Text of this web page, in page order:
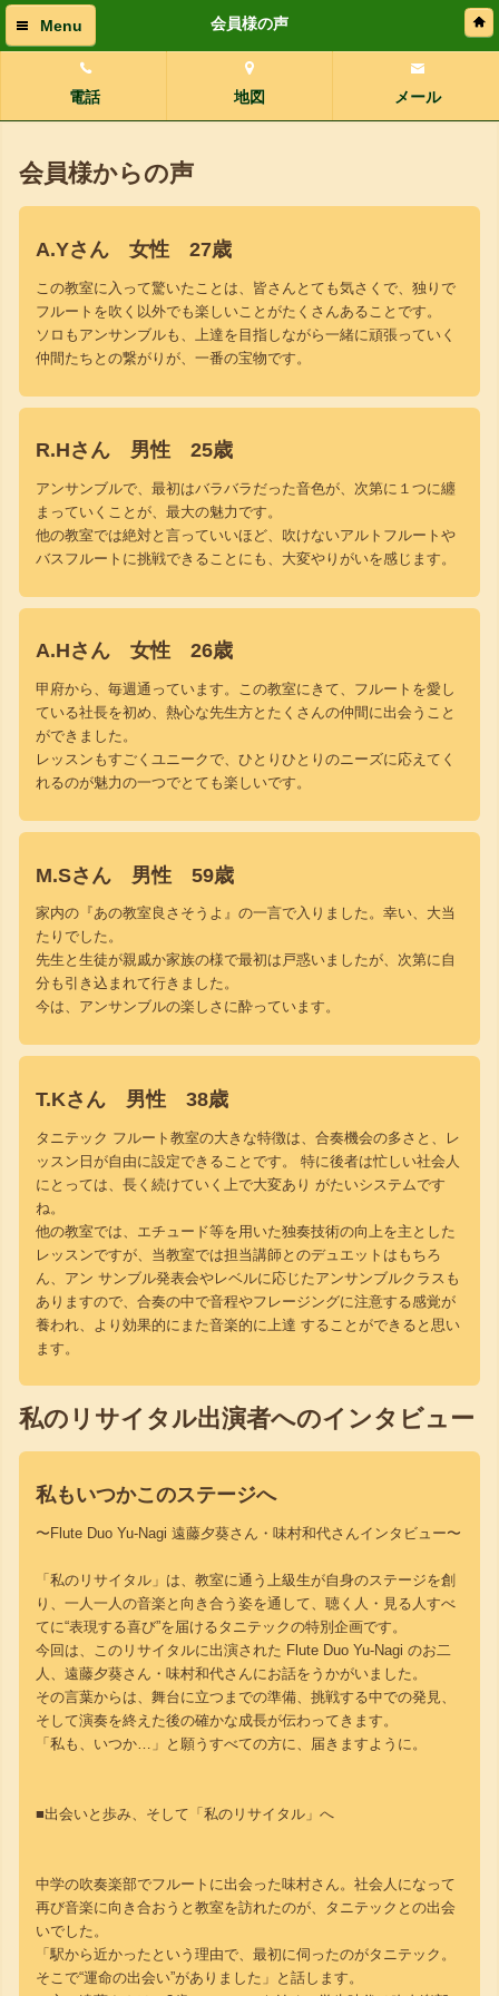
Menu 会員様の声
電話 地図 メール
会員様からの声
A.Yさん 女性 27歳
この教室に入って驚いたことは、皆さんとても気さくで、独りで
フルートを吹く以外でも楽しいことがたくさんあることです。
ソロもアンサンブルも、上達を目指しながら一緒に頑張っていく
仲間たちとの繋がりが、一番の宝物です。
R.Hさん 男性 25歳
アンサンブルで、最初はバラバラだった音色が、次第に１つに纏
まっていくことが、最大の魅力です。
他の教室では絶対と言っていいほど、吹けないアルトフルートや
バスフルートに挑戦できることにも、大変やりがいを感じます。
A.Hさん 女性 26歳
甲府から、毎週通っています。この教室にきて、フルートを愛し
ている社長を初め、熱心な先生方とたくさんの仲間に出会うこと
ができました。
レッスンもすごくユニークで、ひとりひとりのニーズに応えてく
れるのが魅力の一つでとても楽しいです。
M.Sさん 男性 59歳
家内の『あの教室良さそうよ』の一言で入りました。幸い、大当
たりでした。
先生と生徒が親戚か家族の様で最初は戸惑いましたが、次第に自
分も引き込まれて行きました。
今は、アンサンブルの楽しさに酔っています。
T.Kさん 男性 38歳
タニテック フルート教室の大きな特徴は、合奏機会の多さと、レ
ッスン日が自由に設定できることです。 特に後者は忙しい社会人
にとっては、長く続けていく上で大変あり がたいシステムです
ね。
他の教室では、エチュード等を用いた独奏技術の向上を主とした
レッスンですが、当教室では担当講師とのデュエットはもちろ
ん、アン サンブル発表会やレベルに応じたアンサンブルクラスも
ありますので、合奏の中で音程やフレージングに注意する感覚が
養われ、より効果的にまた音楽的に上達 することができると思い
ます。
私のリサイタル出演者へのインタビュー
私もいつかこのステージへ
〜Flute Duo Yu-Nagi 遠藤夕葵さん・味村和代さんインタビュー〜
「私のリサイタル」は、教室に通う上級生が自身のステージを創
り、一人一人の音楽と向き合う姿を通して、聴く人・見る人すべ
てに“表現する喜び”を届けるタニテックの特別企画です。
今回は、このリサイタルに出演された Flute Duo Yu-Nagi のお二
人、遠藤夕葵さん・味村和代さんにお話をうかがいました。
その言葉からは、舞台に立つまでの準備、挑戦する中での発見、
そして演奏を終えた後の確かな成長が伝わってきます。
「私も、いつか…」と願うすべての方に、届きますように。
■出会いと歩み、そして「私のリサイタル」へ
中学の吹奏楽部でフルートに出会った味村さん。社会人になって
再び音楽に向き合おうと教室を訪れたのが、タニテックとの出会
いでした。
「駅から近かったという理由で、最初に伺ったのがタニテック。
そこで“運命の出会い”がありました」と話します。